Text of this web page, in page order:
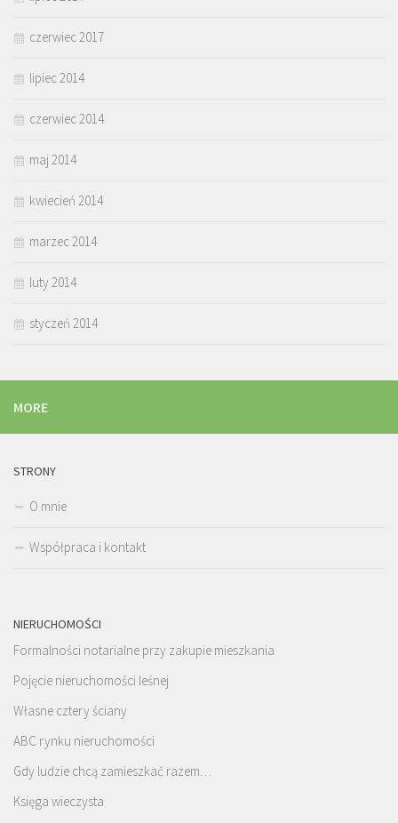
czerwiec 2017
lipiec 2014
czerwiec 2014
maj 2014
kwiecień 2014
marzec 2014
luty 2014
styczeń 2014
MORE
STRONY
O mnie
Współpraca i kontakt
NIERUCHOMOŚCI
Formalności notarialne przy zakupie mieszkania
Pojęcie nieruchomości leśnej
Własne cztery ściany
ABC rynku nieruchomości
Gdy ludzie chcą zamieszkać razem…
Księga wieczysta